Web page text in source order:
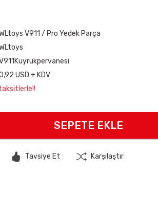
V911 / Pro Yedek Parça
USD + KDV
SEPETE EKLE
Tavsiye Et Karşılaştır